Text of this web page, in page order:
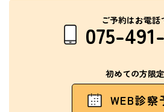
ご予約はお電話
075-
初めての方限定
WEB診察